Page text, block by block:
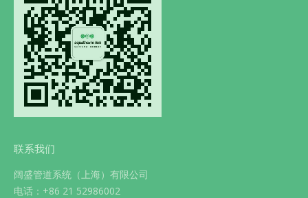
联系我们
阔盛管道系统（上海）有限公司
电话：+86 21 52986002